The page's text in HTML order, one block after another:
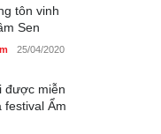
tôn vinh
Sen
25/04/2020
được miễn
festival Ẩm